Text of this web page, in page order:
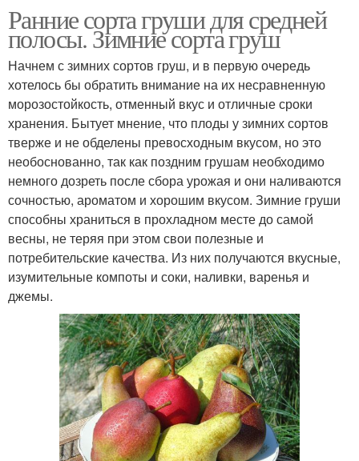
Десертные сорта Морозостойкие сорта
Вкусный урожай Технический сорт
Столовый сорт
Столовые сорта Сорта от а
Сорта с высоким
содержанием
Клубные сорта
Ранние сорта груши для средней
полосы. Зимние сорта груш
Начнем с зимних сортов груш, и в первую очередь
хотелось бы обратить внимание на их несравненную
морозостойкость, отменный вкус и отличные сроки
хранения. Бытует мнение, что плоды у зимних сортов
тверже и не обделены превосходным вкусом, но это
необоснованно, так как поздним грушам необходимо
немного дозреть после сбора урожая и они наливаются
сочностью, ароматом и хорошим вкусом. Зимние груши
способны храниться в прохладном месте до самой
весны, не теряя при этом свои полезные и
потребительские качества. Из них получаются вкусные,
изумительные компоты и соки, наливки, варенья и
джемы.